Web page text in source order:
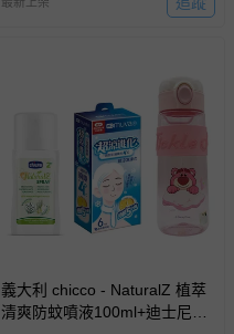
義大利 chicco - NaturalZ 植萃
清爽防蚊噴液100ml+迪士尼直